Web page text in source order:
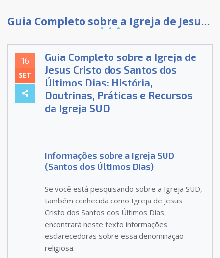
Guia Completo sobre a Igreja de Jesus Cristo dos Santos dos Últimos Dias: História, Doutrinas, Práticas e Recursos da Igreja SUD
16
SET
Guia Completo sobre a Igreja de
Jesus Cristo dos Santos dos
Últimos Dias: História,
Doutrinas, Práticas e Recursos
da Igreja SUD
Informações sobre a Igreja SUD
(Santos dos Últimos Dias)
Se você está pesquisando sobre a Igreja SUD,
também conhecida como Igreja de Jesus
Cristo dos Santos dos Últimos Dias,
encontrará neste texto informações
esclarecedoras sobre essa denominação
religiosa.